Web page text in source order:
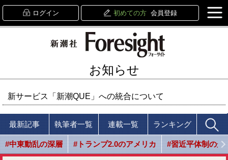
ログイン 初めての方 会員登録
お知らせ
新サービス「新潮QUE」への統合について
最新記事 執筆者一覧 連載一覧 ランキング
#中東動乱の深層 #トランプ2.0のアメリカ #習近平体制の光